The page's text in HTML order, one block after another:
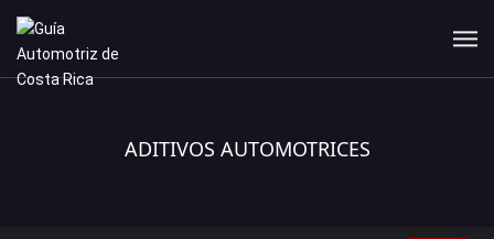
ADITIVOS AUTOMOTRICES